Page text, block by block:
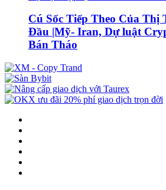
Cú Sốc Tiếp Theo Của
Đầu |Mỹ- Iran, Dự luật
Bán Tháo